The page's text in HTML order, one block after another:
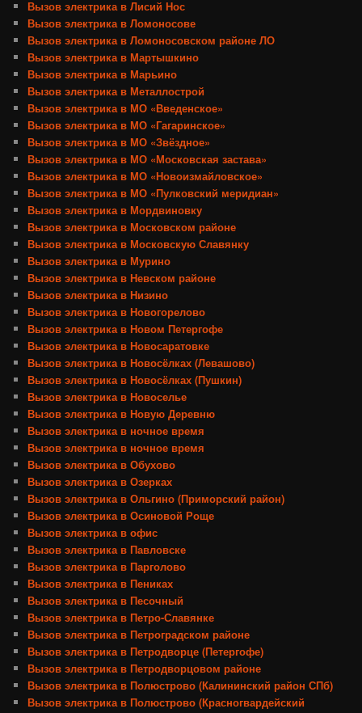
Вызов электрика в Лисий Нос
Вызов электрика в Ломоносове
Вызов электрика в Ломоносовском районе ЛО
Вызов электрика в Мартышкино
Вызов электрика в Марьино
Вызов электрика в Металлострой
Вызов электрика в МО «Введенское»
Вызов электрика в МО «Гагаринское»
Вызов электрика в МО «Звёздное»
Вызов электрика в МО «Московская застава»
Вызов электрика в МО «Новоизмайловское»
Вызов электрика в МО «Пулковский меридиан»
Вызов электрика в Мордвиновку
Вызов электрика в Московском районе
Вызов электрика в Московскую Славянку
Вызов электрика в Мурино
Вызов электрика в Невском районе
Вызов электрика в Низино
Вызов электрика в Новогорелово
Вызов электрика в Новом Петергофе
Вызов электрика в Новосаратовке
Вызов электрика в Новосёлках (Левашово)
Вызов электрика в Новосёлках (Пушкин)
Вызов электрика в Новоселье
Вызов электрика в Новую Деревню
Вызов электрика в ночное время
Вызов электрика в ночное время
Вызов электрика в Обухово
Вызов электрика в Озерках
Вызов электрика в Ольгино (Приморский район)
Вызов электрика в Осиновой Роще
Вызов электрика в офис
Вызов электрика в Павловске
Вызов электрика в Парголово
Вызов электрика в Пениках
Вызов электрика в Песочный
Вызов электрика в Петро-Славянке
Вызов электрика в Петроградском районе
Вызов электрика в Петродворце (Петергофе)
Вызов электрика в Петродворцовом районе
Вызов электрика в Полюстрово (Калининский район СПб)
Вызов электрика в Полюстрово (Красногвардейский